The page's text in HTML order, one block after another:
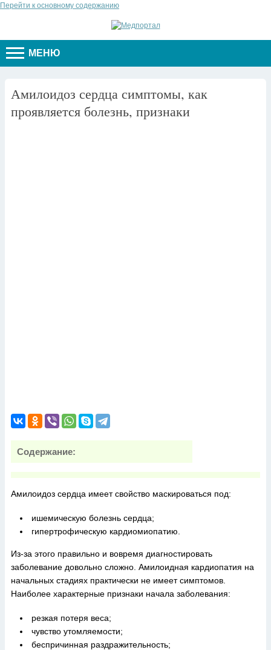
Перейти к основному содержанию
МЕНЮ
Амилоидоз сердца симптомы, как
проявляется болезнь, признаки
Содержание:
Амилоидоз сердца имеет свойство маскироваться под:
ишемическую болезнь сердца;
гипертрофическую кардиомиопатию.
Из-за этого правильно и вовремя диагностировать
заболевание довольно сложно. Амилоидная кардиопатия на
начальных стадиях практически не имеет симптомов.
Наиболее характерные признаки начала заболевания:
резкая потеря веса;
чувство утомляемости;
беспричинная раздражительность;